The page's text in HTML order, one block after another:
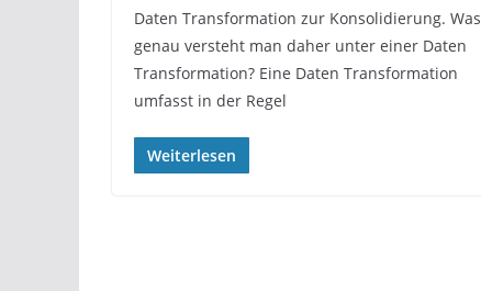
Daten Transformation zur Konsolidierung. Was
genau versteht man daher unter einer Daten
Transformation? Eine Daten Transformation
umfasst in der Regel
Weiterlesen